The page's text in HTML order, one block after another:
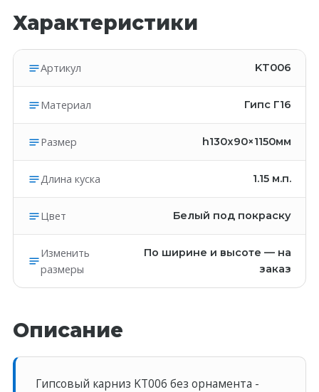
Характеристики
Артикул KT006
Материал Гипс Г16
Размер h130x90×1150мм
Длина куска 1.15 м.п.
Цвет Белый под покраску
Изменить
размеры
По ширине и высоте — на
заказ
Описание
Гипсовый карниз KT006 без орнамента -